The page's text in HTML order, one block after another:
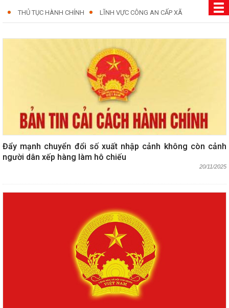
THỦ TỤC HÀNH CHÍNH LĨNH VỰC CÔNG AN CẤP XÃ
Đẩy mạnh chuyển đổi số xuất nhập cảnh không còn cảnh
người dân xếp hàng làm hô chiếu
20/11/2025